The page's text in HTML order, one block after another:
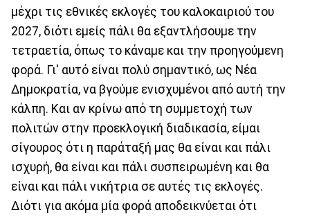
μέχρι τις εθνικές εκλογές του καλοκαιριού του
2027, διότι εμείς πάλι θα εξαντλήσουμε την
τετραετία, όπως το κάναμε και την προηγούμενη
φορά. Γι' αυτό είναι πολύ σημαντικό, ως Νέα
Δημοκρατία, να βγούμε ενισχυμένοι από αυτή την
κάλπη. Και αν κρίνω από τη συμμετοχή των
πολιτών στην προεκλογική διαδικασία, είμαι
σίγουρος ότι η παράταξή μας θα είναι και πάλι
ισχυρή, θα είναι και πάλι συσπειρωμένη και θα
είναι και πάλι νικήτρια σε αυτές τις εκλογές.
Διότι για ακόμα μία φορά αποδεικνύεται ότι